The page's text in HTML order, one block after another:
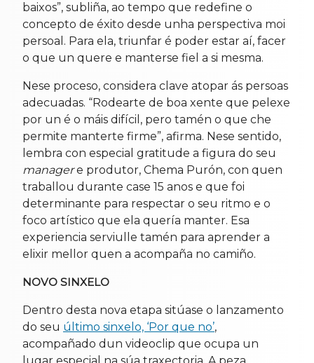
baixos”, subliña, ao tempo que redefine o
concepto de éxito desde unha perspectiva moi
persoal. Para ela, triunfar é poder estar aí, facer
o que un quere e manterse fiel a si mesma.
Nese proceso, considera clave atopar ás persoas
adecuadas. “Rodearte de boa xente que pelexe
por un é o máis difícil, pero tamén o que che
permite manterte firme”, afirma. Nese sentido,
lembra con especial gratitude a figura do seu
managere produtor, Chema Purón, con quen
traballou durante case 15 anos e que foi
determinante para respectar o seu ritmo e o
foco artístico que ela quería manter. Esa
experiencia serviulle tamén para aprender a
elixir mellor quen a acompaña no camiño.
NOVO SINXELO
Dentro desta nova etapa sitúase o lanzamento
do seu último sinxelo, ‘Por que no’,
acompañado dun videoclip que ocupa un